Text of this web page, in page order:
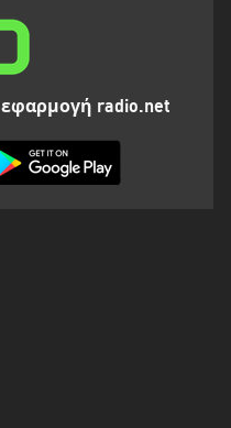
εφαρμογή radio.net